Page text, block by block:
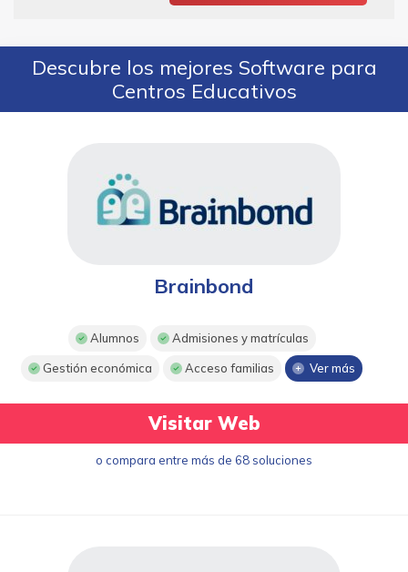
Descubre los mejores Software para
Centros Educativos
Brainbond
Alumnos Admisiones y matrículas
Gestión económica Acceso familias Ver más
Visitar Web
o compara entre más de 68 soluciones